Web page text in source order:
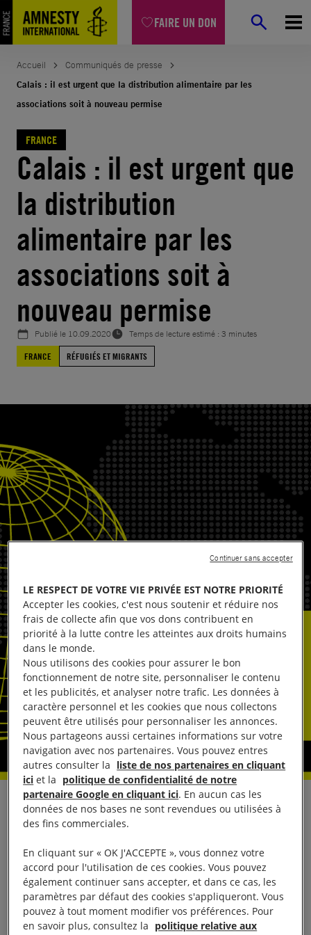
FAIRE UN DON
Aller
au
contenu
Accueil
Communiqués de presse
Calais : il est urgent que la distribution alimentaire par les
associations soit à nouveau permise
FRANCE
Calais : il est urgent que
la distribution
alimentaire par les
associations soit à
nouveau permise
Publié le 10.09.2020
Temps de lecture estimé : 3 minutes
FRANCE
RÉFUGIÉS ET MIGRANTS
«Il est urgent que les autorités françaises
reviennent sur leur décision d’interdire la
distribution de nourriture par les associations
humanitaires à Calais», déclarent six associations
nationales humanitaires et de droits des personnes
migrantes (Amnesty International France, la
Cimade, Médecins sans Frontières, Médecins du
LE RESPECT DE VOTRE VIE PRIVÉE EST NOTRE PRIORITÉ
Accepter les cookies, c'est nous soutenir et réduire nos
frais de collecte afin que vos dons contribuent en
priorité à la lutte contre les atteintes aux droits humains
dans le monde.
Nous utilisons des cookies pour assurer le bon
fonctionnement de notre site, personnaliser le contenu
et les publicités, et analyser notre trafic. Les données à
caractère personnel et les cookies que nous collectons
peuvent être utilisés pour personnaliser les annonces.
Nous partageons aussi certaines informations sur votre
navigation avec nos partenaires. Vous pouvez entres
autres consulter la liste de nos partenaires en cliquant
ici et la politique de confidentialité de notre
partenaire Google en cliquant ici. En aucun cas les
données de nos bases ne sont revendues ou utilisées à
des fins commerciales.
En cliquant sur « OK J'ACCEPTE », vous donnez votre
accord pour l'utilisation de ces cookies. Vous pouvez
également continuer sans accepter, et dans ce cas, les
paramètres par défaut des cookies s'appliqueront. Vous
pouvez à tout moment modifier vos préférences. Pour
en savoir plus, consultez la politique relative aux
Continuer sans accepter